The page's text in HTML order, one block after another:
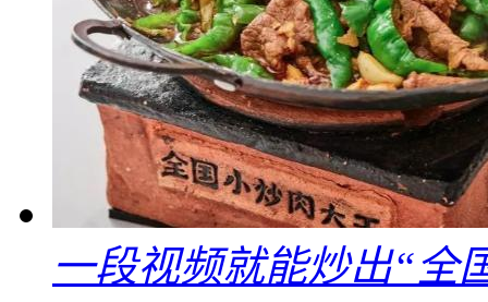
一段视频就能炒出“全